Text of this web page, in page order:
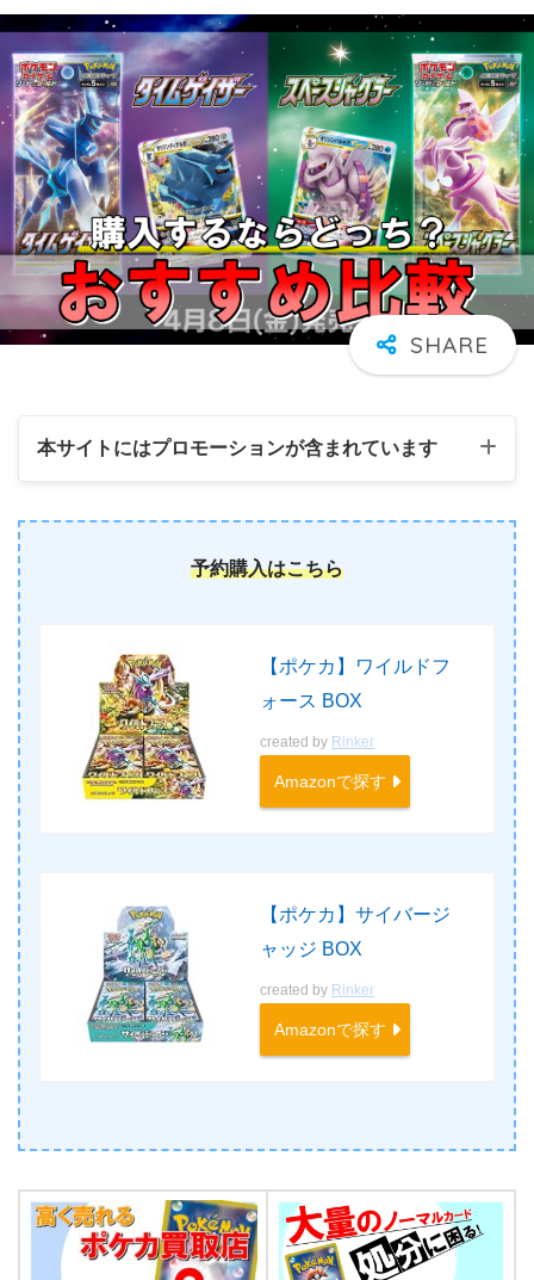
本サイトにはプロモーションが含まれています
予約購入はこちら
【ポケカ】ワイルドフ
ォース BOX
created by Rinker
Amazonで探す
【ポケカ】サイバージ
ャッジ BOX
created by Rinker
Amazonで探す